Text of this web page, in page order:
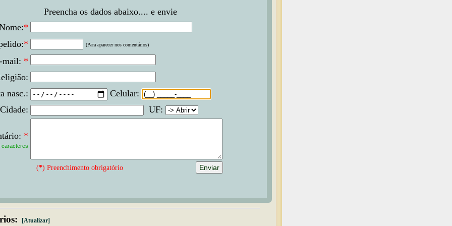
Preencha os dados abaixo.... e envie
*
* (Para aparecer nos comentários)
mail: *
nasc.:
Celular:
Cidade:
UF:
*
caracteres
(*) Preenchimento obrigatório
[Atualizar]